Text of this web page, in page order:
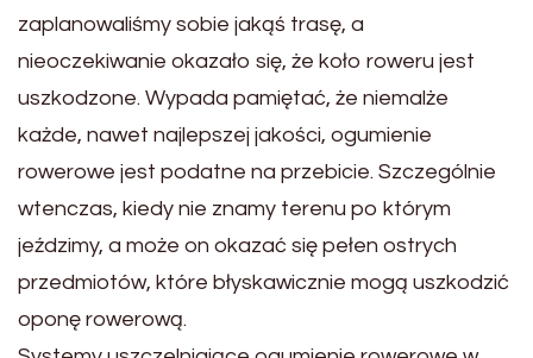
zaplanowaliśmy sobie jakąś trasę, a
nieoczekiwanie okazało się, że koło roweru jest
uszkodzone. Wypada pamiętać, że niemalże
każde, nawet najlepszej jakości, ogumienie
rowerowe jest podatne na przebicie. Szczególnie
wtenczas, kiedy nie znamy terenu po którym
jeździmy, a może on okazać się pełen ostrych
przedmiotów, które błyskawicznie mogą uszkodzić
oponę rowerową.